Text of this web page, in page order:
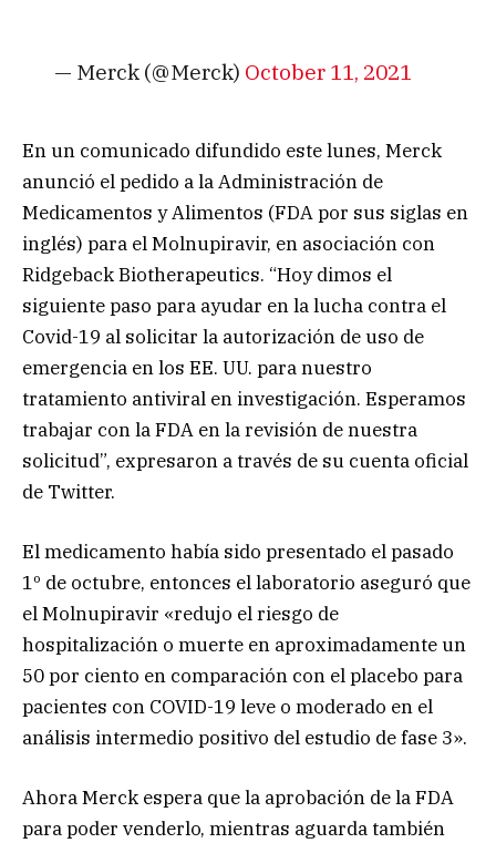
— Merck (@Merck) October 11, 2021
En un comunicado difundido este lunes, Merck
anunció el pedido a la Administración de
Medicamentos y Alimentos (FDA por sus siglas en
inglés) para el Molnupiravir, en asociación con
Ridgeback Biotherapeutics. “Hoy dimos el
siguiente paso para ayudar en la lucha contra el
Covid-19 al solicitar la autorización de uso de
emergencia en los EE. UU. para nuestro
tratamiento antiviral en investigación. Esperamos
trabajar con la FDA en la revisión de nuestra
solicitud”, expresaron a través de su cuenta oficial
de Twitter.
El medicamento había sido presentado el pasado
1º de octubre, entonces el laboratorio aseguró que
el Molnupiravir «redujo el riesgo de
hospitalización o muerte en aproximadamente un
50 por ciento en comparación con el placebo para
pacientes con COVID-19 leve o moderado en el
análisis intermedio positivo del estudio de fase 3».
Ahora Merck espera que la aprobación de la FDA
para poder venderlo, mientras aguarda también